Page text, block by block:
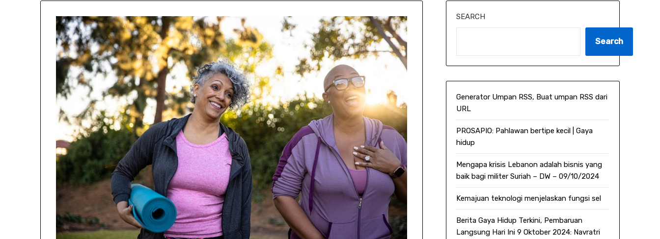
SEARCH
Search
Generator Umpan RSS, Buat umpan RSS dari
URL
PROSAPIO: Pahlawan bertipe kecil | Gaya
hidup
Mengapa krisis Lebanon adalah bisnis yang
baik bagi militer Suriah – DW – 09/10/2024
Kemajuan teknologi menjelaskan fungsi sel
Berita Gaya Hidup Terkini, Pembaruan
Langsung Hari Ini 9 Oktober 2024: Navratri